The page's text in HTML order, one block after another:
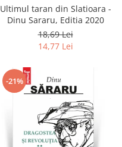
Ultimul taran din Slatioara -
Dinu Sararu, Editia 2020
18,69 Lei
14,77 Lei
-21%